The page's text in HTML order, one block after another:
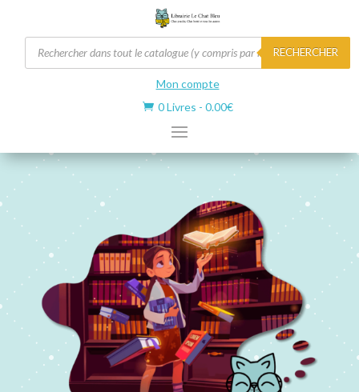
Recherche
de
produits
RECHERCHER
Mon compte
 0 Livres - 0.00€